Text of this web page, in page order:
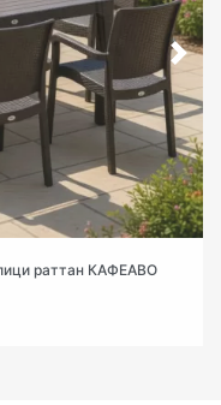
раттан КАФЕАВО